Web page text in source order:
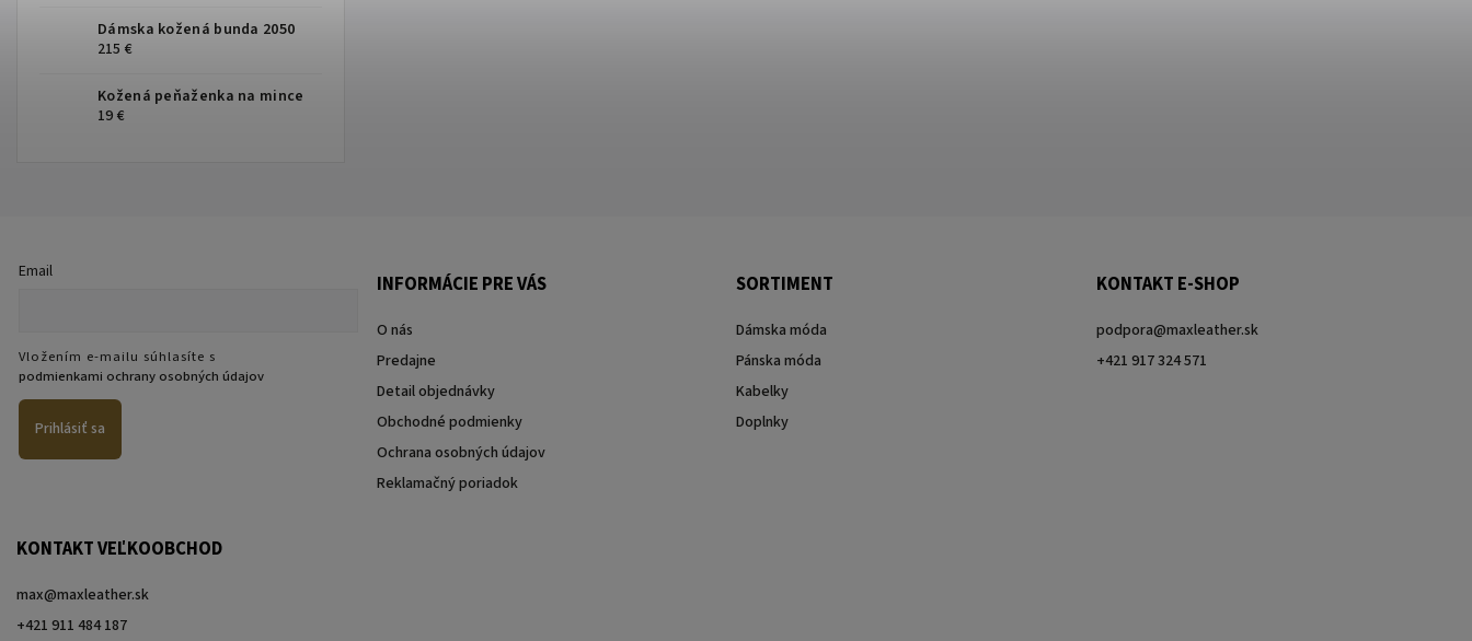
Dámska kožená bunda 2050
215 €
Kožená peňaženka na mince
19 €
Email
Vložením e-mailu súhlasíte s
podmienkami ochrany osobných údajov
Prihlásiť sa
INFORMÁCIE PRE VÁS
O nás
Predajne
Detail objednávky
Obchodné podmienky
Ochrana osobných údajov
Reklamačný poriadok
SORTIMENT
Dámska móda
Pánska móda
Kabelky
Doplnky
KONTAKT E-SHOP
podpora@maxleather.sk
+421 917 324 571
KONTAKT VEĽKOOBCHOD
max@maxleather.sk
+421 911 484 187